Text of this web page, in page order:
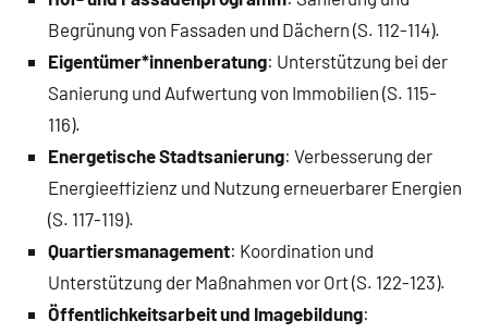
Begrünung von Fassaden und Dächern (S. 112-114).
Eigentümer*innenberatung: Unterstützung bei der
Sanierung und Aufwertung von Immobilien (S. 115-
116).
Energetische Stadtsanierung: Verbesserung der
Energieeffizienz und Nutzung erneuerbarer Energien
(S. 117-119).
Quartiersmanagement: Koordination und
Unterstützung der Maßnahmen vor Ort (S. 122-123).
Öffentlichkeitsarbeit und Imagebildung: